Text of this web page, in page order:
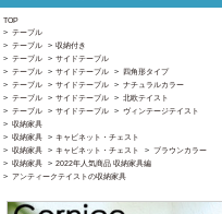
TOP
> テーブル
> テーブル > 収納付き
> テーブル > サイドテーブル
> テーブル > サイドテーブル > 四角形タイプ
> テーブル > サイドテーブル > ナチュラルカラー
> テーブル > サイドテーブル > 北欧テイスト
> テーブル > サイドテーブル > ヴィンテージテイスト
> 収納家具
> 収納家具 > キャビネット・チェスト
> 収納家具 > キャビネット・チェスト > ブラウンカラー
> 収納家具 > 2022年人気商品 収納家具編
> アンティークテイストの収納家具